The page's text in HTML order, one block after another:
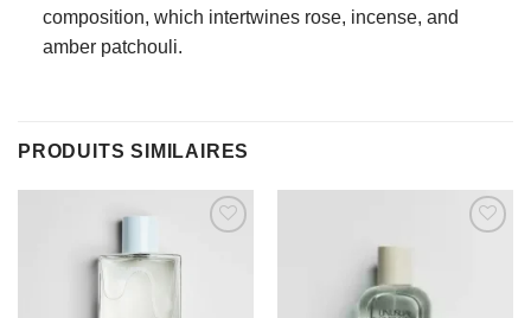
composition, which intertwines rose, incense, and
amber patchouli.
PRODUITS SIMILAIRES
AJOUTER
À MES
FAVORIS